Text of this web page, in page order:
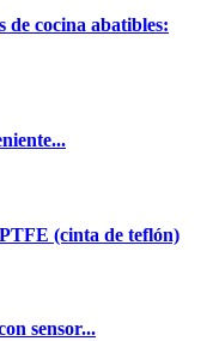
de cocina abatibles:
(cinta de teflón)
sensor...